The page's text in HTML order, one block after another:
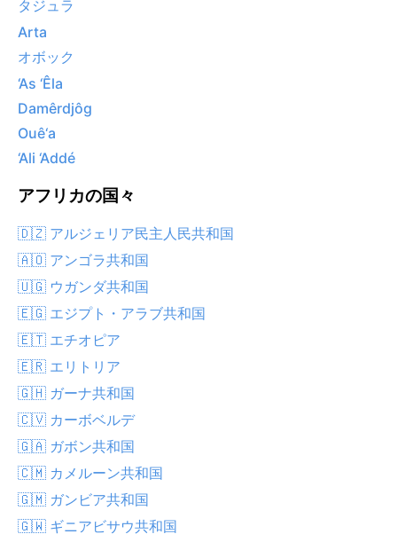
タジュラ
Arta
オボック
‘As ‘Êla
Damêrdjôg
Ouê‘a
‘Ali ‘Addé
アフリカの国々
🇩🇿 アルジェリア民主人民共和国
🇦🇴 アンゴラ共和国
🇺🇬 ウガンダ共和国
🇪🇬 エジプト・アラブ共和国
🇪🇹 エチオピア
🇪🇷 エリトリア
🇬🇭 ガーナ共和国
🇨🇻 カーボベルデ
🇬🇦 ガボン共和国
🇨🇲 カメルーン共和国
🇬🇲 ガンビア共和国
🇬🇼 ギニアビサウ共和国